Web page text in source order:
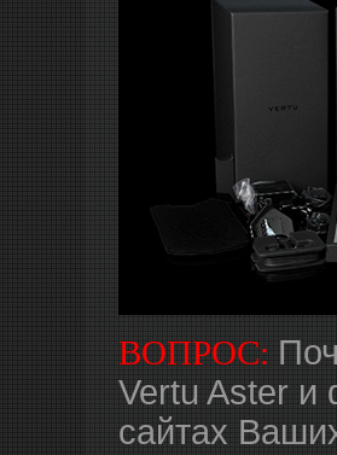
ВОПРОС:
Vertu Aster и
сайтах